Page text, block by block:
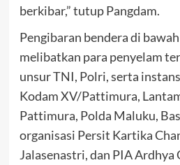
berkibar,” tutup Pangdam.
Pengibaran bendera di
melibatkan para penyelam
unsur TNI, Polri, serta
Kodam XV/Pattimura,
Pattimura, Polda Maluku,
organisasi Persit Kartika
Jalasenastri, dan PIA Ardhya